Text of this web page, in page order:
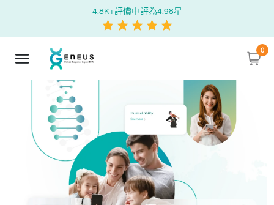
4.8K+評價中評為4.98星
0